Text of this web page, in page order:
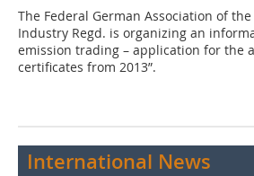
The Federal German Association of
Industry Regd. is organizing an
emission trading – application for the
certificates from 2013”.
International News